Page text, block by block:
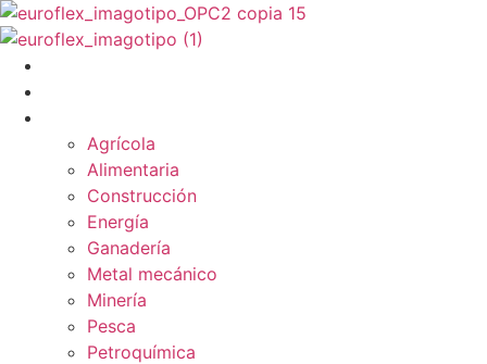
Ir
al
contenido
Agrícola
Alimentaria
Construcción
Energía
Ganadería
Metal mecánico
Minería
Pesca
Petroquímica